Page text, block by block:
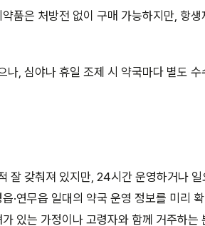
품은 처방전 없이 구매 가능하지만, 항생
나, 심야나 휴일 조제 시 약국마다 별도
잘 갖춰져 있지만, 24시간 운영하거나
·연무읍 일대의 약국 운영 정보를 미리
있는 가정이나 고령자와 함께 거주하는